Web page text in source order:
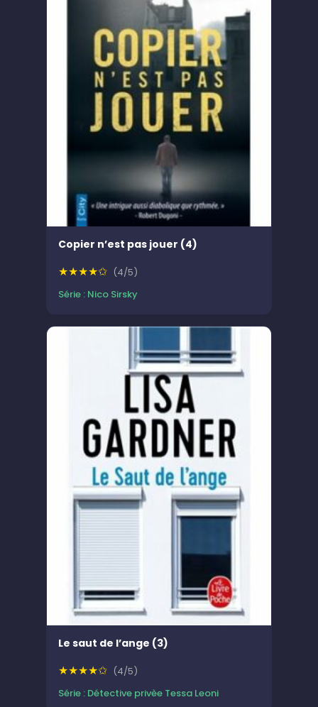
Copier n’est pas jouer (4)
★★★★✩ (4/5)
Série : Nico Sirsky
Le saut de l’ange (3)
★★★★✩ (4/5)
Série : Détective privèe Tessa Leoni